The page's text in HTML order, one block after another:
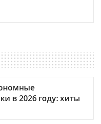
в 2026 году: хиты